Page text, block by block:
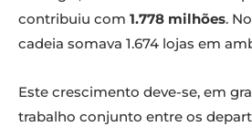
contribuiu com 1.778 milhões.
cadeia somava 1.674 lojas em
Este crescimento deve-se, em
trabalho conjunto entre os